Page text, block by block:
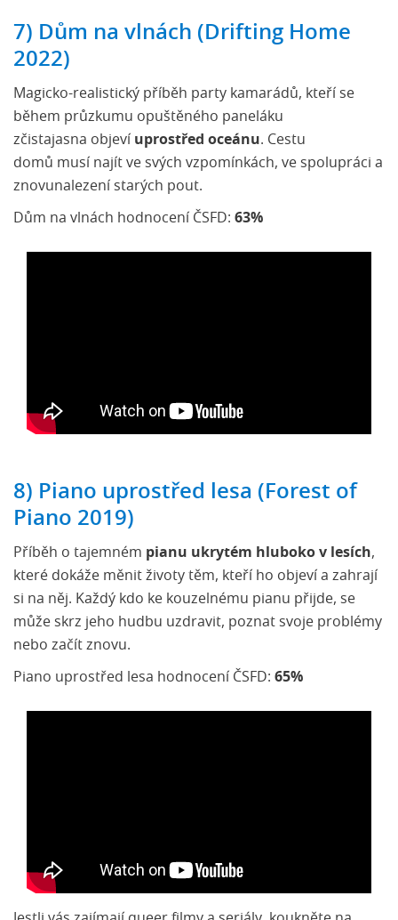
7) Dům na vlnách (Drifting Home
2022)
Magicko-realistický příběh party kamarádů, kteří se
během průzkumu opuštěného paneláku
zčistajasna objeví uprostřed oceánu. Cestu
domů musí najít ve svých vzpomínkách, ve spolupráci a
znovunalezení starých pout.
Dům na vlnách hodnocení ČSFD: 63%
8) Piano uprostřed lesa (Forest of
Piano 2019)
Příběh o tajemném pianu ukrytém hluboko v lesích,
které dokáže měnit životy těm, kteří ho objeví a zahrají
si na něj. Každý kdo ke kouzelnému pianu přijde, se
může skrz jeho hudbu uzdravit, poznat svoje problémy
nebo začít znovu.
Piano uprostřed lesa hodnocení ČSFD: 65%